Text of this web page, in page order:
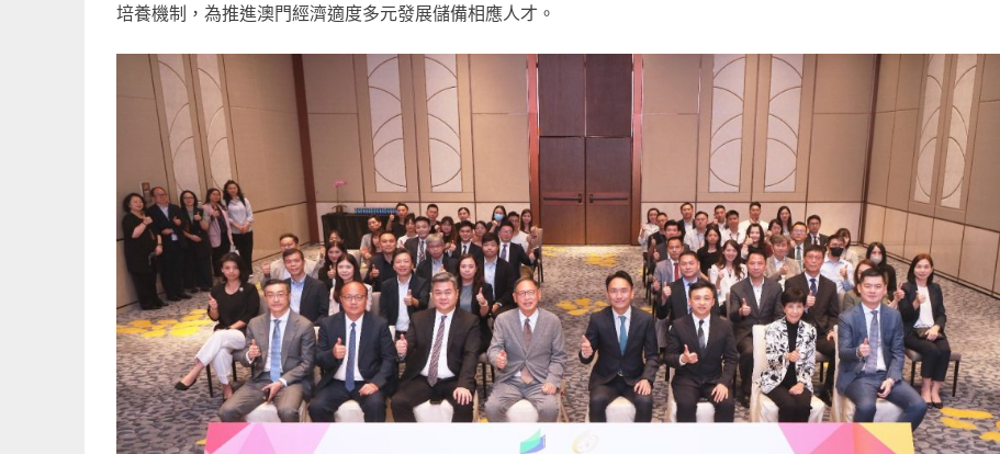
培養機制，為推進澳門經濟適度多元發展儲備相應人才。